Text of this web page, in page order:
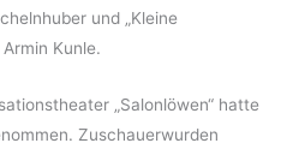
und „Kleine
Kunle.
„Salonlöwen“ hatte
Zuschauerwurden